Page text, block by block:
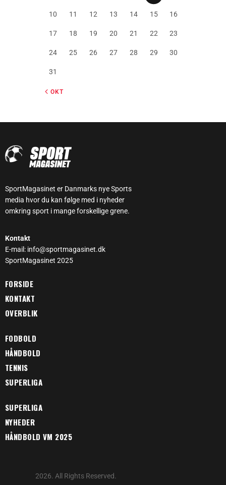
10 11 12 13 14 15 16
17 18 19 20 21 22 23
24 25 26 27 28 29 30
31
« OKT
SportMagasinet er Danmarks nye Sports
media hvor du kan følge med i nyheder
omkring sport i mange forskellige grene.
Kontakt
E-mail: info@sportmagasinet.dk
SportMagasinet 2025
FORSIDE
KONTAKT
OVERBLIK
FODBOLD
HÅNDBOLD
TENNIS
SUPERLIGA
SUPERLIGA
NYHEDER
HÅNDBOLD VM 2025
2026. All Rights Reserved.